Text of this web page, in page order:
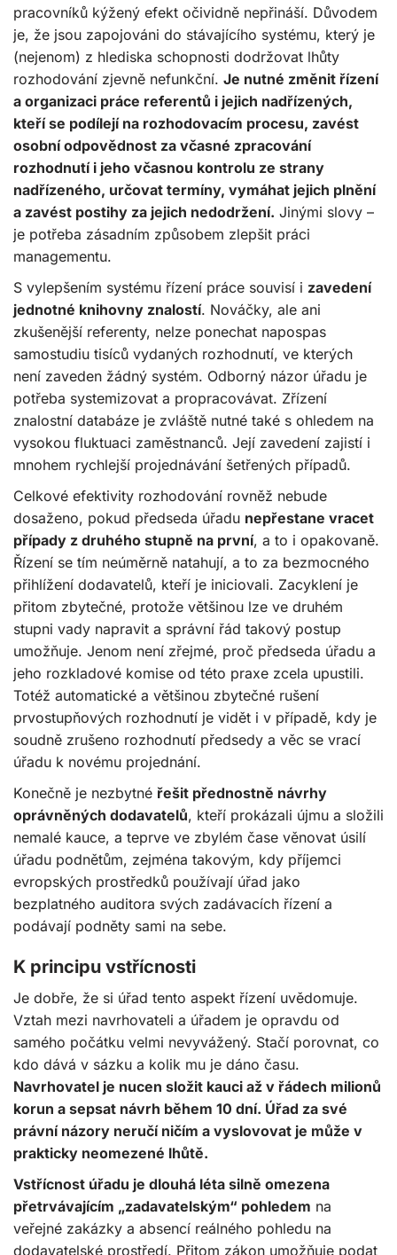
pracovníků kýžený efekt očividně nepřináší. Důvodem
je, že jsou zapojováni do stávajícího systému, který je
(nejenom) z hlediska schopnosti dodržovat lhůty
rozhodování zjevně nefunkční. Je nutné změnit řízení
a organizaci práce referentů i jejich nadřízených,
kteří se podílejí na rozhodovacím procesu, zavést
osobní odpovědnost za včasné zpracování
rozhodnutí i jeho včasnou kontrolu ze strany
nadřízeného, určovat termíny, vymáhat jejich plnění
a zavést postihy za jejich nedodržení. Jinými slovy –
je potřeba zásadním způsobem zlepšit práci
managementu.
S vylepšením systému řízení práce souvisí i zavedení
jednotné knihovny znalostí. Nováčky, ale ani
zkušenější referenty, nelze ponechat napospas
samostudiu tisíců vydaných rozhodnutí, ve kterých
není zaveden žádný systém. Odborný názor úřadu je
potřeba systemizovat a propracovávat. Zřízení
znalostní databáze je zvláště nutné také s ohledem na
vysokou fluktuaci zaměstnanců. Její zavedení zajistí i
mnohem rychlejší projednávání šetřených případů.
Celkové efektivity rozhodování rovněž nebude
dosaženo, pokud předseda úřadu nepřestane vracet
případy z druhého stupně na první, a to i opakovaně.
Řízení se tím neúměrně natahují, a to za bezmocného
přihlížení dodavatelů, kteří je iniciovali. Zacyklení je
přitom zbytečné, protože většinou lze ve druhém
stupni vady napravit a správní řád takový postup
umožňuje. Jenom není zřejmé, proč předseda úřadu a
jeho rozkladové komise od této praxe zcela upustili.
Totéž automatické a většinou zbytečné rušení
prvostupňových rozhodnutí je vidět i v případě, kdy je
soudně zrušeno rozhodnutí předsedy a věc se vrací
úřadu k novému projednání.
Konečně je nezbytné řešit přednostně návrhy
oprávněných dodavatelů, kteří prokázali újmu a složili
nemalé kauce, a teprve ve zbylém čase věnovat úsilí
úřadu podnětům, zejména takovým, kdy příjemci
evropských prostředků používají úřad jako
bezplatného auditora svých zadávacích řízení a
podávají podněty sami na sebe.
K principu vstřícnosti
Je dobře, že si úřad tento aspekt řízení uvědomuje.
Vztah mezi navrhovateli a úřadem je opravdu od
samého počátku velmi nevyvážený. Stačí porovnat, co
kdo dává v sázku a kolik mu je dáno času.
Navrhovatel je nucen složit kauci až v řádech milionů
korun a sepsat návrh během 10 dní. Úřad za své
právní názory neručí ničím a vyslovovat je může v
prakticky neomezené lhůtě.
Vstřícnost úřadu je dlouhá léta silně omezena
přetrvávajícím „zadavatelským“ pohledem na
veřejné zakázky a absencí reálného pohledu na
dodavatelské prostředí. Přitom zákon umožňuje podat